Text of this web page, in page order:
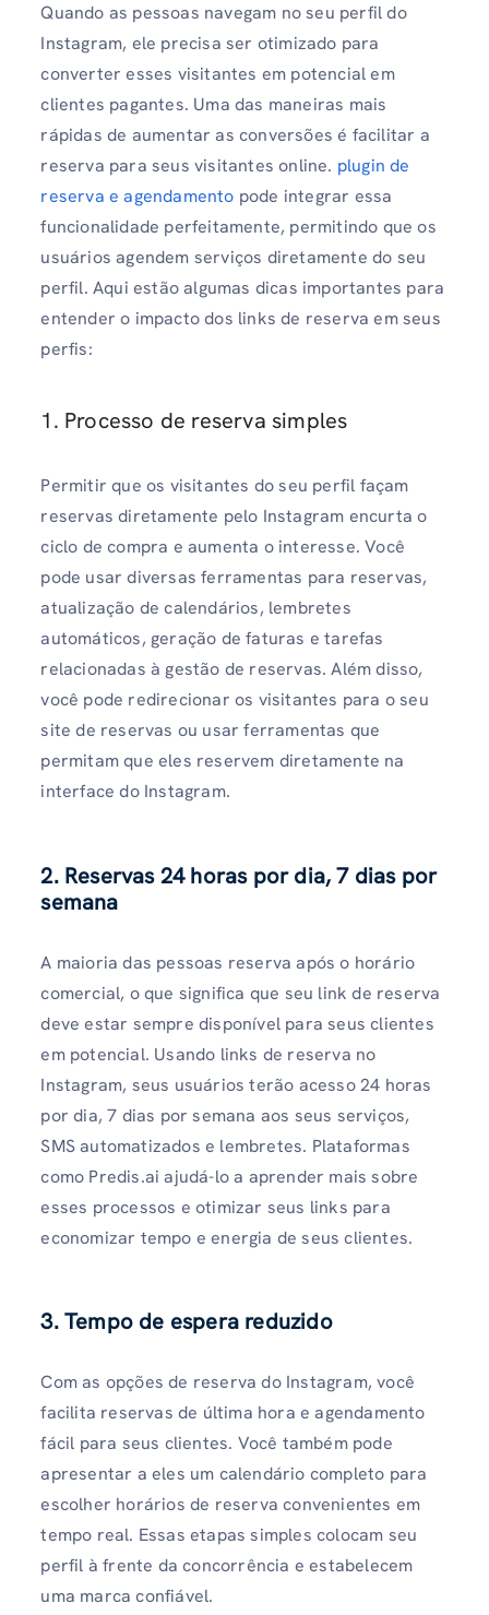
Quando as pessoas navegam no seu perfil do
Instagram, ele precisa ser otimizado para
converter esses visitantes em potencial em
clientes pagantes. Uma das maneiras mais
rápidas de aumentar as conversões é facilitar a
reserva para seus visitantes online. plugin de
reserva e agendamento pode integrar essa
funcionalidade perfeitamente, permitindo que os
usuários agendem serviços diretamente do seu
perfil. Aqui estão algumas dicas importantes para
entender o impacto dos links de reserva em seus
perfis:
1. Processo de reserva simples
Permitir que os visitantes do seu perfil façam
reservas diretamente pelo Instagram encurta o
ciclo de compra e aumenta o interesse. Você
pode usar diversas ferramentas para reservas,
atualização de calendários, lembretes
automáticos, geração de faturas e tarefas
relacionadas à gestão de reservas. Além disso,
você pode redirecionar os visitantes para o seu
site de reservas ou usar ferramentas que
permitam que eles reservem diretamente na
interface do Instagram.
2. Reservas 24 horas por dia, 7 dias por
semana
A maioria das pessoas reserva após o horário
comercial, o que significa que seu link de reserva
deve estar sempre disponível para seus clientes
em potencial. Usando links de reserva no
Instagram, seus usuários terão acesso 24 horas
por dia, 7 dias por semana aos seus serviços,
SMS automatizados e lembretes. Plataformas
como Predis.ai ajudá-lo a aprender mais sobre
esses processos e otimizar seus links para
economizar tempo e energia de seus clientes.
3. Tempo de espera reduzido
Com as opções de reserva do Instagram, você
facilita reservas de última hora e agendamento
fácil para seus clientes. Você também pode
apresentar a eles um calendário completo para
escolher horários de reserva convenientes em
tempo real. Essas etapas simples colocam seu
perfil à frente da concorrência e estabelecem
uma marca confiável.